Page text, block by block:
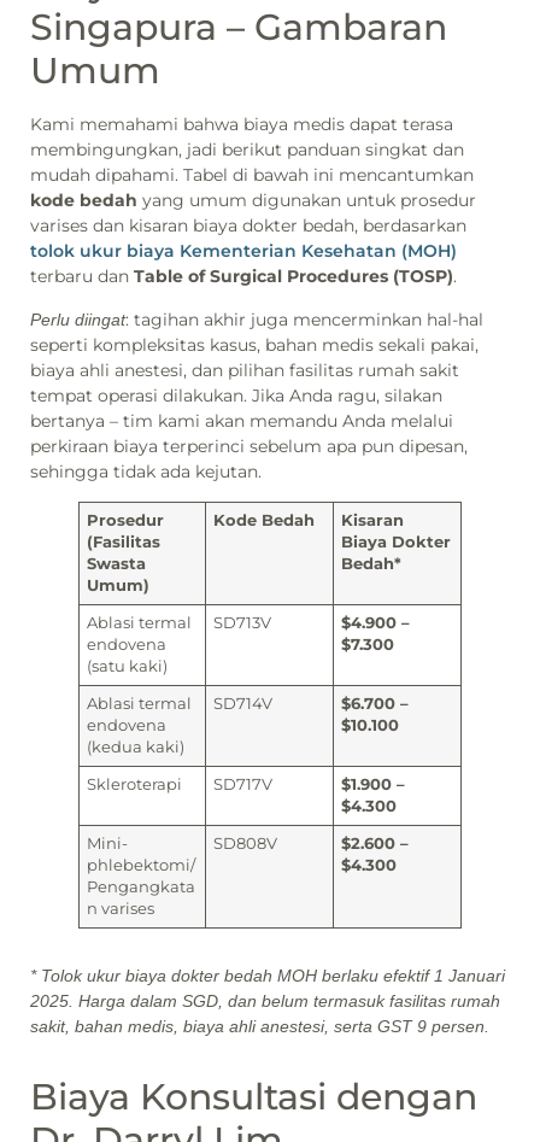
Singapura – Gambaran
Umum
Kami memahami bahwa biaya medis dapat terasa
membingungkan, jadi berikut panduan singkat dan
mudah dipahami. Tabel di bawah ini mencantumkan
kode bedah yang umum digunakan untuk prosedur
varises dan kisaran biaya dokter bedah, berdasarkan
tolok ukur biaya Kementerian Kesehatan (MOH)
terbaru dan Table of Surgical Procedures (TOSP).
Perlu diingat: tagihan akhir juga mencerminkan hal-hal
seperti kompleksitas kasus, bahan medis sekali pakai,
biaya ahli anestesi, dan pilihan fasilitas rumah sakit
tempat operasi dilakukan. Jika Anda ragu, silakan
bertanya – tim kami akan memandu Anda melalui
perkiraan biaya terperinci sebelum apa pun dipesan,
sehingga tidak ada kejutan.
Prosedur
(Fasilitas
Swasta
Umum)
Kode Bedah
Kisaran
Biaya Dokter
Bedah*
Ablasi termal
endovena
(satu kaki)
SD713V
$4.900 –
$7.300
Ablasi termal
endovena
(kedua kaki)
SD714V
$6.700 –
$10.100
Skleroterapi SD717V
$1.900 –
$4.300
Mini-
phlebektomi/
Pengangkata
n varises
SD808V
$2.600 –
$4.300
* Tolok ukur biaya dokter bedah MOH berlaku efektif 1 Januari
2025. Harga dalam SGD, dan belum termasuk fasilitas rumah
sakit, bahan medis, biaya ahli anestesi, serta GST 9 persen.
Biaya Konsultasi dengan